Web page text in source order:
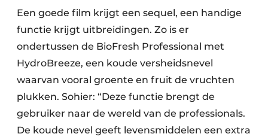
Een goede film krijgt een sequel, een handige
functie krijgt uitbreidingen. Zo is er
ondertussen de BioFresh Professional met
HydroBreeze, een koude versheidsnevel
waarvan vooral groente en fruit de vruchten
plukken. Sohier: “Deze functie brengt de
gebruiker naar de wereld van de professionals.
De koude nevel geeft levensmiddelen een extra